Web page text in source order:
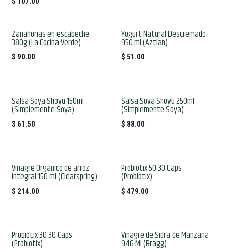
Zanahorias en escabeche
380g (La Cocina Verde)
$ 90.00
Yogurt Natural Descremado
950 ml (Aztlan)
$ 51.00
Salsa Soya Shoyu 150ml
(Simplemente Soya)
$ 61.50
Salsa Soya Shoyu 250ml
(Simplemente Soya)
$ 88.00
Vinagre Orgánico de arroz
integral 150 ml (Clearspring)
$ 214.00
Probiotix 50 30 Caps
(Probiotix)
$ 479.00
Probiotix 30 30 Caps
(Probiotix)
Vinagre de Sidra de Manzana
946 Ml (Bragg)